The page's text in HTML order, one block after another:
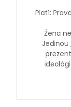
Platí:
Žena
Jedinou